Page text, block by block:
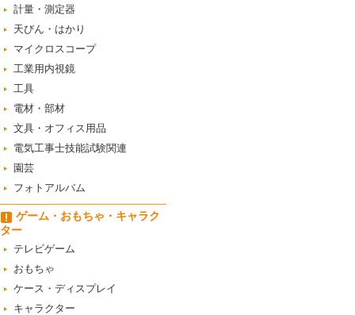
計量・測定器
天びん・はかり
マイクロスコープ
工業用内視鏡
工具
電材・部材
文具・オフィス用品
電気工事士技能試験関連
園芸
フォトアルバム
ゲーム・おもちゃ・キャラク
ター
テレビゲーム
おもちゃ
ケース・ディスプレイ
キャラクター